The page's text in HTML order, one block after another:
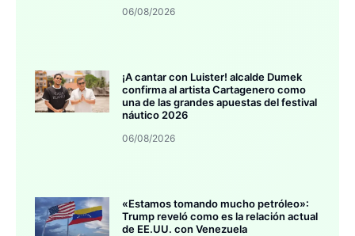
06/08/2026
¡A cantar con Luister! alcalde Dumek
confirma al artista Cartagenero como
una de las grandes apuestas del festival
náutico 2026
06/08/2026
«Estamos tomando mucho petróleo»:
Trump reveló como es la relación actual
de EE.UU. con Venezuela